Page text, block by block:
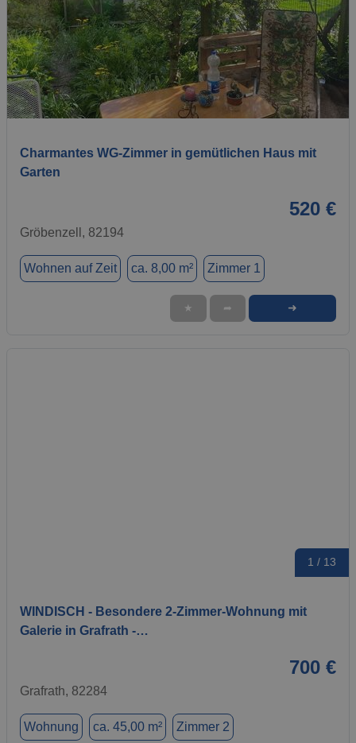
1 / 15
Charmantes WG-Zimmer in gemütlichen Haus mit
Garten
520 €
Gröbenzell, 82194
Wohnen auf Zeit ca. 8,00 m² Zimmer 1
★ ➦ ➜
1 / 13
WINDISCH - Besondere 2-Zimmer-Wohnung mit
Galerie in Grafrath -…
700 €
Grafrath, 82284
Wohnung ca. 45,00 m² Zimmer 2